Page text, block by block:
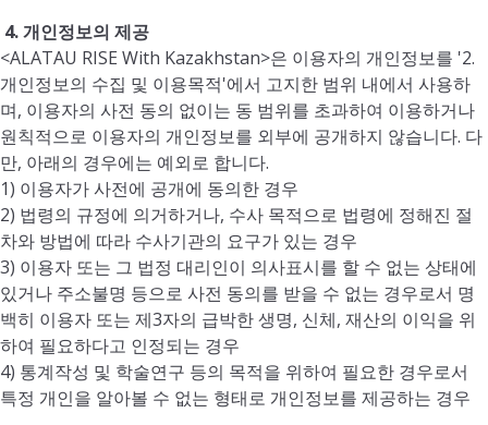
4.개인정보의 제공
<ALATAU RISE With Kazakhstan>은 이용자의 개인정보를 '2.
개인정보의 수집 및 이용목적'에서 고지한 범위 내에서 사용하
며, 이용자의 사전 동의 없이는 동 범위를 초과하여 이용하거나
원칙적으로 이용자의 개인정보를 외부에 공개하지 않습니다. 다
만, 아래의 경우에는 예외로 합니다.
1) 이용자가 사전에 공개에 동의한 경우
2) 법령의 규정에 의거하거나, 수사 목적으로 법령에 정해진 절
차와 방법에 따라 수사기관의 요구가 있는 경우
3) 이용자 또는 그 법정 대리인이 의사표시를 할 수 없는 상태에
있거나 주소불명 등으로 사전 동의를 받을 수 없는 경우로서 명
백히 이용자 또는 제3자의 급박한 생명, 신체, 재산의 이익을 위
하여 필요하다고 인정되는 경우
4) 통계작성 및 학술연구 등의 목적을 위하여 필요한 경우로서
특정 개인을 알아볼 수 없는 형태로 개인정보를 제공하는 경우